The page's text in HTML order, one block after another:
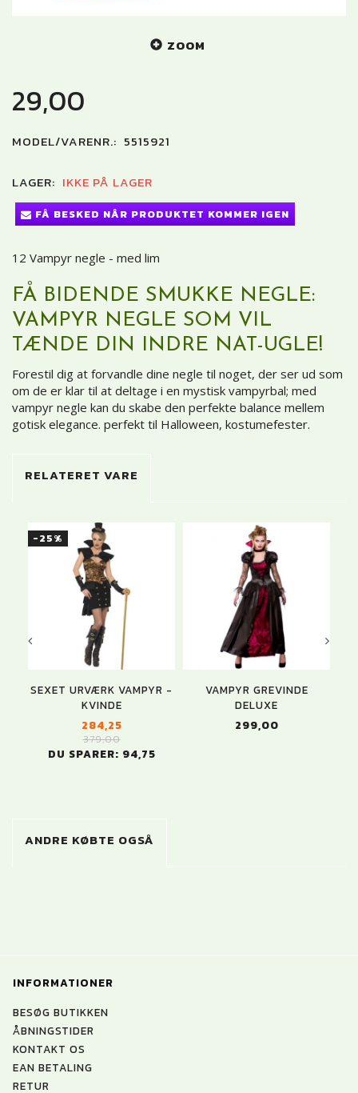
ZOOM
29,00
MODEL/VARENR.: 5515921
LAGER: IKKE PÅ LAGER
FÅ BESKED NÅR PRODUKTET KOMMER IGEN
12 Vampyr negle - med lim
FÅ BIDENDE SMUKKE NEGLE:
VAMPYR NEGLE SOM VIL
TÆNDE DIN INDRE NAT-UGLE!
Forestil dig at forvandle dine negle til noget, der ser ud som
om de er klar til at deltage i en mystisk vampyrbal; med
vampyr negle kan du skabe den perfekte balance mellem
gotisk elegance. perfekt til Halloween, kostumefester.
RELATERET VARE
-25%
SEXET URVÆRK VAMPYR -
KVINDE
284,25
379,00
DU SPARER: 94,75
VAMPYR GREVINDE
DELUXE
299,00
ANDRE KØBTE OGSÅ
INFORMATIONER
BESØG BUTIKKEN
ÅBNINGSTIDER
KONTAKT OS
EAN BETALING
RETUR